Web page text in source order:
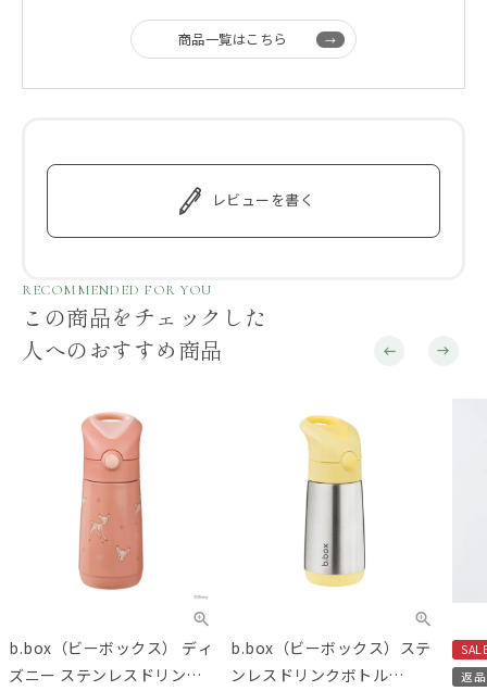
商品一覧はこちら
レビューを書く
RECOMMENDED FOR YOU
この商品をチェックした
人へのおすすめ商品
b.box（ビーボックス） ディ
ズニー ステンレスドリンク
b.box（ビーボックス）ステ
ンレスドリンクボトル
返